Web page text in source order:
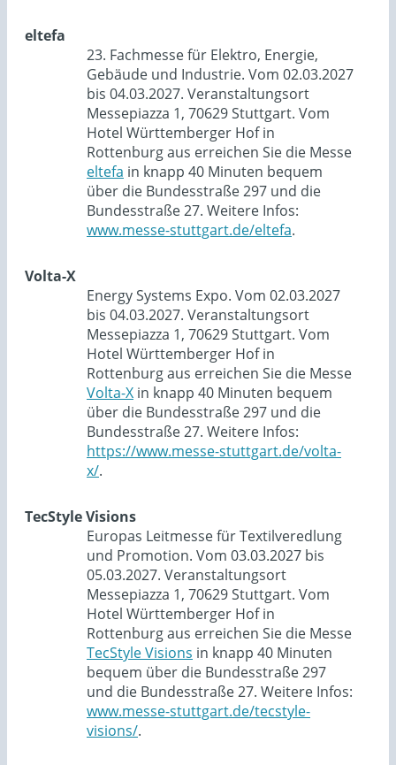
eltefa
23. Fachmesse für Elektro, Energie,
Gebäude und Industrie. Vom 02.03.2027
bis 04.03.2027. Veranstaltungsort
Messepiazza 1, 70629 Stuttgart. Vom
Hotel Württemberger Hof in
Rottenburg aus erreichen Sie die Messe
eltefa in knapp 40 Minuten bequem
über die Bundesstraße 297 und die
Bundesstraße 27. Weitere Infos:
www.messe-stuttgart.de/eltefa.
Volta-X
Energy Systems Expo. Vom 02.03.2027
bis 04.03.2027. Veranstaltungsort
Messepiazza 1, 70629 Stuttgart. Vom
Hotel Württemberger Hof in
Rottenburg aus erreichen Sie die Messe
Volta-X in knapp 40 Minuten bequem
über die Bundesstraße 297 und die
Bundesstraße 27. Weitere Infos:
https://www.messe-stuttgart.de/volta-
x/.
TecStyle Visions
Europas Leitmesse für Textilveredlung
und Promotion. Vom 03.03.2027 bis
05.03.2027. Veranstaltungsort
Messepiazza 1, 70629 Stuttgart. Vom
Hotel Württemberger Hof in
Rottenburg aus erreichen Sie die Messe
TecStyle Visions in knapp 40 Minuten
bequem über die Bundesstraße 297
und die Bundesstraße 27. Weitere Infos:
www.messe-stuttgart.de/tecstyle-
visions/.